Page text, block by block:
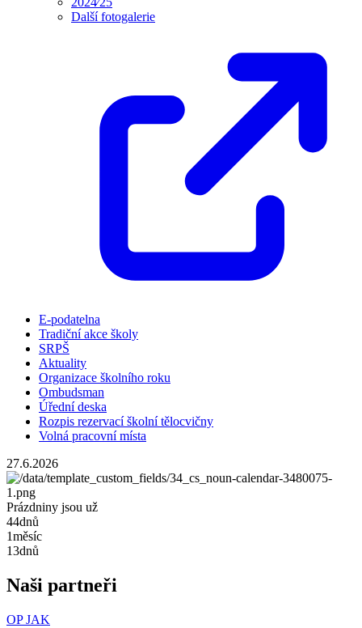
Další fotogalerie
E-podatelna
Tradiční akce školy
SRPŠ
Aktuality
Organizace školního roku
Ombudsman
Úřední deska
Rozpis rezervací školní tělocvičny
Volná pracovní místa
27.6.2026
Prázdniny jsou už
44dnů
1měsíc
13dnů
Naši partneři
OP JAK